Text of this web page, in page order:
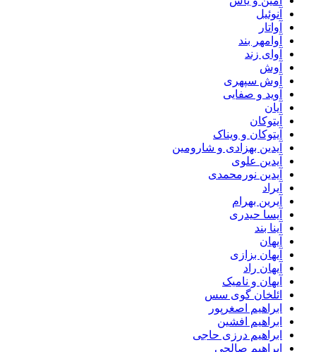
آنوئیل
آواتار
آوامهر بند
آوای زند
آوش
آوش سپهری
آوید و صفایی
آیان
آیتوکان
آیتوکان و ویناک
آیدین بهزادی و شارومین
آیدین علوی
آیدین نورمحمدی
آیراد
آیرین بهرام
آیسا حیدری
آینا بند
آیهان
آیهان بزازی
آیهان راد
آیهان و نامیک
ائلخان گوی سس
ابراهیم اصغرپور
ابراهیم افشین
ابراهیم درزی حاجی
ابراهیم صالحی